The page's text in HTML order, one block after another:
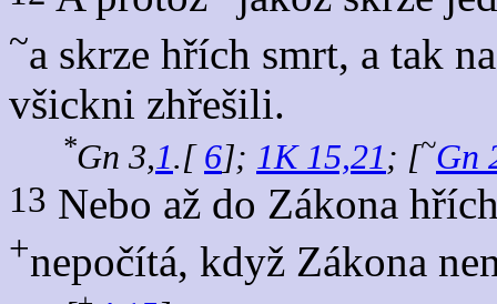
~a skrze hřích smrt, a tak
všickni zhřešili.
*Gn 3,1.[ 6]; 1K 15,21; [~Gn
13 Nebo až do Zákona
+nepočítá, když Zákona